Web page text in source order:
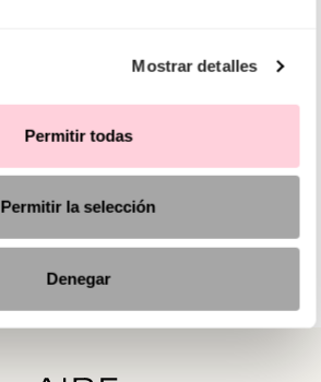
Mostrar detalles
Permitir todas
Permitir la selección
Denegar